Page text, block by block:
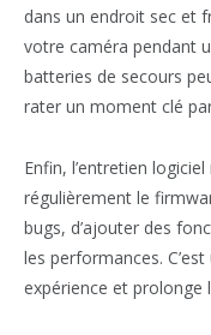
dans un endroit sec et
votre caméra pendant
batteries de secours
rater un moment clé
Enfin, l’entretien
régulièrement le
bugs, d’ajouter des
les performances.
expérience et prolonge